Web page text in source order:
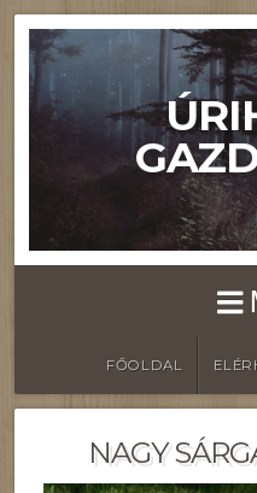
FŐOLDAL
NAGY